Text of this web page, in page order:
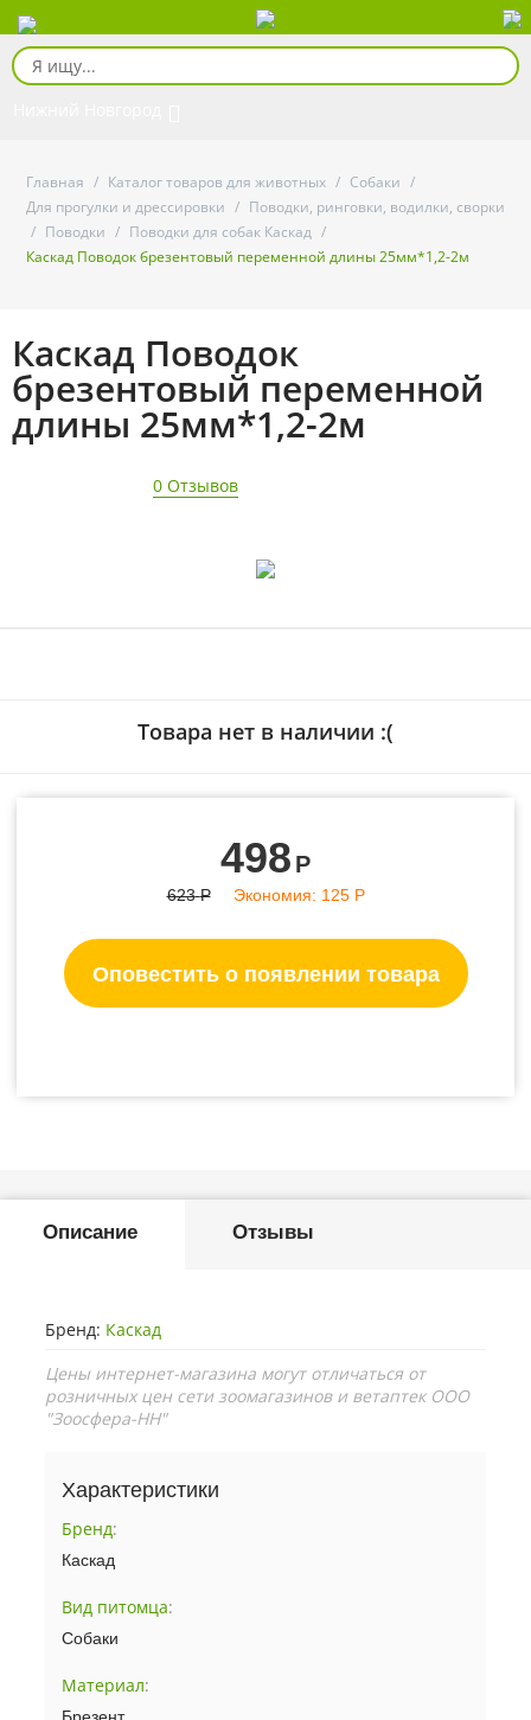
Главная / Каталог товаров для животных / Собаки /
Для прогулки и дрессировки / Поводки, ринговки, водилки, сворки
/ Поводки / Поводки для собак Каскад /
Каскад Поводок брезентовый переменной длины 25мм*1,2-2м
Каскад Поводок
брезентовый переменной
длины 25мм*1,2-2м
0 Отзывов
Товара нет в наличии :(
498 Р
623 Р Экономия: 125 Р
Оповестить о появлении товара
Описание Отзывы
Бренд: Каскад
Цены интернет-магазина могут отличаться от
розничных цен сети зоомагазинов и ветаптек ООО
"Зоосфера-НН"
Характеристики
Бренд:
Каскад
Вид питомца:
Собаки
Материал: